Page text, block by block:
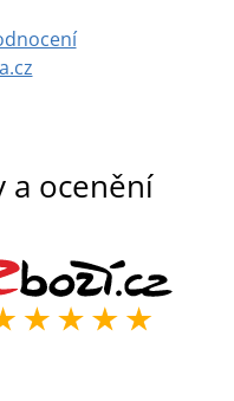
a ocenění